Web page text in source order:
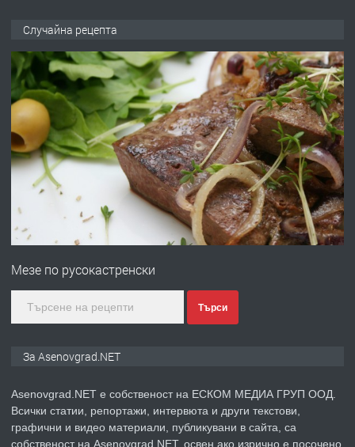
преди 1 година
ПРЕДЛАГА
Професионална зеленчукорезачка
за заведения и дома
преди 1 година
ПРЕДЛАГА Дава под наем Асеновград
преди 2 години
Случайна рецепта
Мезе по русокастренски
Търси
За Asenovgrad.NET
Asenovgrad.NET е собственост на ЕСКОМ МЕДИА ГРУП ООД.
Всички статии, репортажи, интервюта и други текстови,
графични и видео материали, публикувани в сайта, са
собственост на Asenovgrad.NET, освен ако изрично е посочено